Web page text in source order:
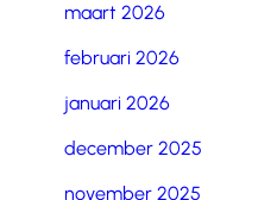
maart 2026
februari 2026
januari 2026
december 2025
november 2025